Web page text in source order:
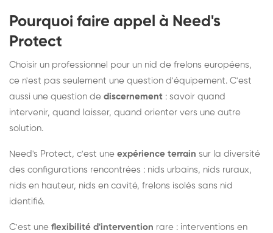
Pourquoi faire appel à Need's
Protect
Choisir un professionnel pour un nid de frelons européens,
ce n'est pas seulement une question d'équipement. C'est
aussi une question de discernement : savoir quand
intervenir, quand laisser, quand orienter vers une autre
solution.
Need's Protect, c'est une expérience terrain sur la diversité
des configurations rencontrées : nids urbains, nids ruraux,
nids en hauteur, nids en cavité, frelons isolés sans nid
identifié.
C'est une flexibilité d'intervention rare : interventions en